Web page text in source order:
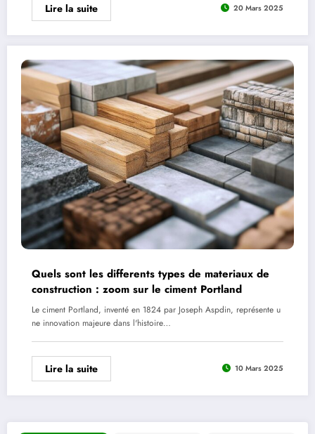
Lire la suite 20 Mars 2025
Quels sont les differents types de materiaux de
construction : zoom sur le ciment Portland
Le ciment Portland, inventé en 1824 par Joseph Aspdin, représente u
ne innovation majeure dans l'histoire…
Lire la suite 10 Mars 2025